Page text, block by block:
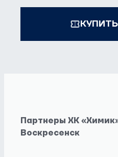
Партнеры ХК
Воскресенск